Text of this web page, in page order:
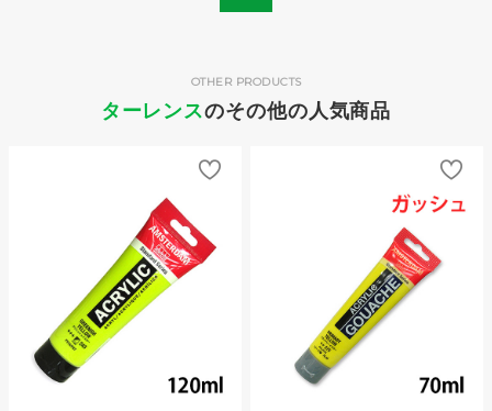
ターレンスのその他の人気商品
OTHER PRODUCTS